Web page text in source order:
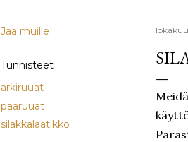
Jaa muille
Tunnisteet
arkiruuat
pääruuat
silakkalaatikko